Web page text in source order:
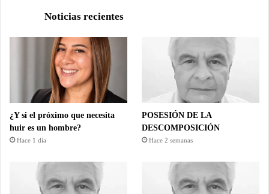
Noticias recientes
¿Y si el próximo que necesita
huir es un hombre?
Hace 1 día
POSESIÓN DE LA
DESCOMPOSICIÓN
Hace 2 semanas